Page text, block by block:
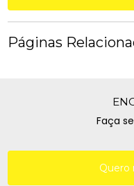
Páginas
Faça
Quero